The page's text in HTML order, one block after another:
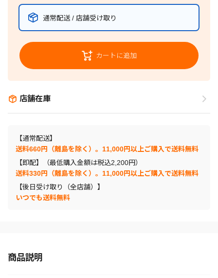
通常配送 / 店舗受け取り
カートに追加
店舗在庫
【通常配送】
送料660円（離島を除く）。11,000円以上ご購入で送料無料
【即配】（最低購入金額は税込2,200円）
送料330円（離島を除く）。11,000円以上ご購入で送料無料
【後日受け取り（全店舗）】
いつでも送料無料
商品説明